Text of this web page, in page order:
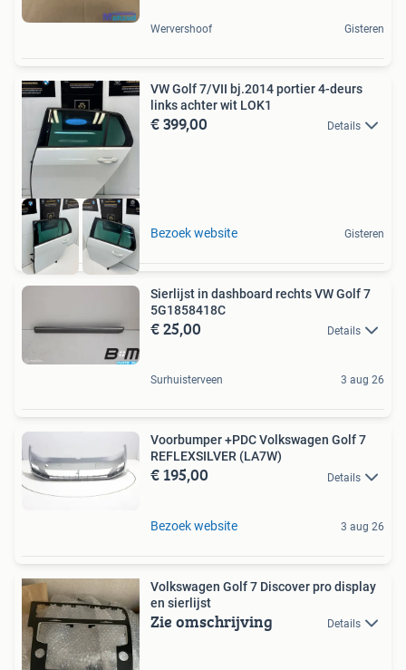
Wervershoof Gisteren
VW Golf 7/VII bj.2014 portier 4-deurs
links achter wit LOK1
€ 399,00 Details
Bezoek website Gisteren
Sierlijst in dashboard rechts VW Golf 7
5G1858418C
€ 25,00 Details
Surhuisterveen 3 aug 26
Voorbumper +PDC Volkswagen Golf 7
REFLEXSILVER (LA7W)
€ 195,00 Details
Bezoek website 3 aug 26
Volkswagen Golf 7 Discover pro display
en sierlijst
Zie omschrijving Details